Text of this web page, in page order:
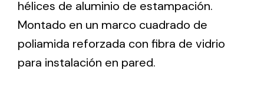
Ventilation
The incorporation of Novovent into the group
meant a greater offer of ventilation products for
hélices de aluminio de estampación.
Montado en un marco cuadrado de
poliamida reforzada con fibra de vidrio
para instalación en pared.